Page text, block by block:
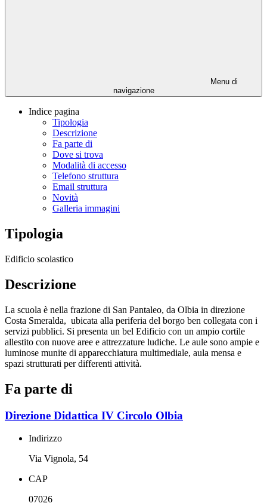
Menu di
navigazione
Indice pagina
Tipologia
Descrizione
Fa parte di
Dove si trova
Modalità di accesso
Telefono struttura
Email struttura
Novità
Galleria immagini
Tipologia
Edificio scolastico
Descrizione
La scuola è nella frazione di San Pantaleo, da Olbia in direzione
Costa Smeralda, ubicata alla periferia del borgo ben collegata con i
servizi pubblici. Si presenta un bel Edificio con un ampio cortile
allestito con nuove aree e attrezzature ludiche. Le aule sono ampie e
luminose munite di apparecchiatura multimediale, aula mensa e
spazi strutturati per differenti attività.
Fa parte di
Direzione Didattica IV Circolo Olbia
Indirizzo
Via Vignola, 54
CAP
07026